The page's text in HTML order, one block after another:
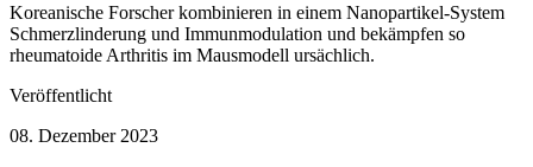
Koreanische Forscher kombinieren in einem Nanopartikel-System
Schmerzlinderung und Immunmodulation und bekämpfen so
rheumatoide Arthritis im Mausmodell ursächlich.
Veröffentlicht
08. Dezember 2023